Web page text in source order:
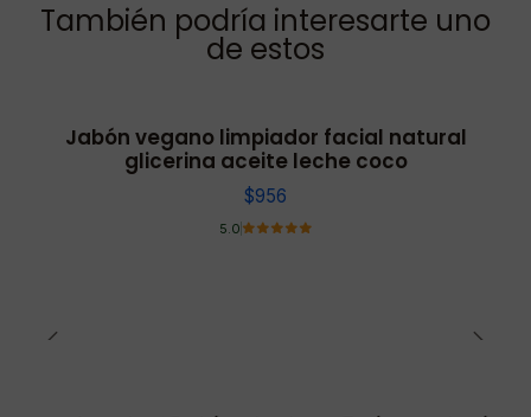
También podría interesarte uno
de estos
Jabón vegano limpiador facial natural
glicerina aceite leche coco
$956
5.0